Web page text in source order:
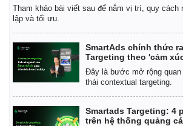
Tham khảo bài viết sau để nắm vị trí, quy cách
lập và tối ưu.
SmartAds chính thức
Targeting theo 'cảm
Đây là bước mở rộng quan
thái contextual targeting.
Smartads Targeting: 4
trên hệ thống quảng